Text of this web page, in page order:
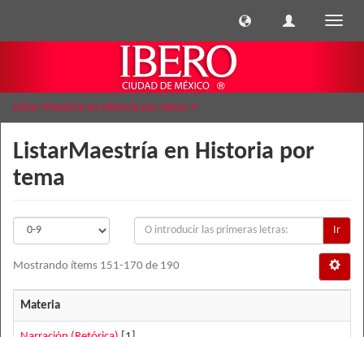
Listar Maestría en Historia por tema
ListarMaestría en Historia por
tema
Ir
Mostrando ítems 151-170 de 190
Materia